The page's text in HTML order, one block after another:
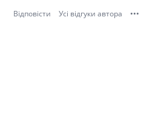
Відповісти Усі відгуки автора •••